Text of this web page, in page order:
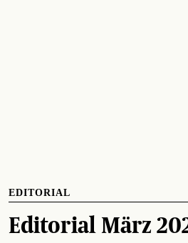
EDITORIAL
Editorial März